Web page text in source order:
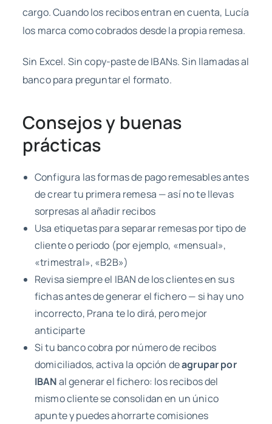
cargo. Cuando los recibos entran en cuenta, Lucía
los marca como cobrados desde la propia remesa.
Sin Excel. Sin copy-paste de IBANs. Sin llamadas al
banco para preguntar el formato.
Consejos y buenas
prácticas
Configura las formas de pago remesables antes
de crear tu primera remesa — así no te llevas
sorpresas al añadir recibos
Usa etiquetas para separar remesas por tipo de
cliente o periodo (por ejemplo, «mensual»,
«trimestral», «B2B»)
Revisa siempre el IBAN de los clientes en sus
fichas antes de generar el fichero — si hay uno
incorrecto, Prana te lo dirá, pero mejor
anticiparte
Si tu banco cobra por número de recibos
domiciliados, activa la opción deagrupar por
IBANal generar el fichero: los recibos del
mismo cliente se consolidan en un único
apunte y puedes ahorrarte comisiones